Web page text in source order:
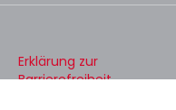
Erklärung zur
Barrierefreiheit